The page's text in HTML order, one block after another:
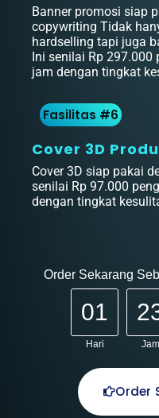
Banner promosi siap
copywriting Tidak
hardselling tapi juga
Ini senilai Rp 297.000
jam dengan tingkat
Fasilitas #6
Cover 3D
Cover 3D siap pakai
senilai Rp 97.000
dengan tingkat
Order Sekarang
01
Hari Jam
Order